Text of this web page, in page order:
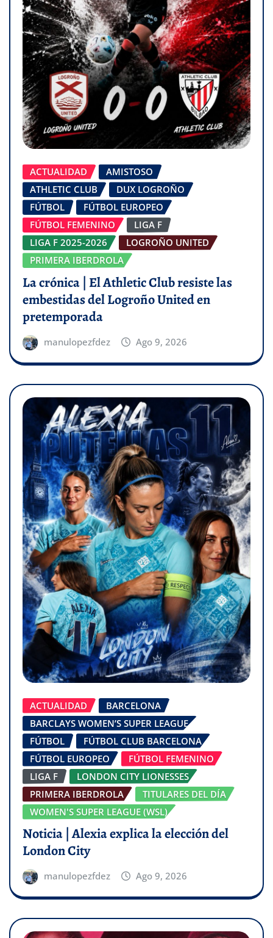
ACTUALIDAD
AMISTOSO
ATHLETIC CLUB
DUX LOGROÑO
FÚTBOL
FÚTBOL EUROPEO
FÚTBOL FEMENINO
LIGA F
LIGA F 2025-2026
LOGROÑO UNITED
PRIMERA IBERDROLA
La crónica | El Athletic Club resiste las
embestidas del Logroño United en
pretemporada
manulopezfdez Ago 9, 2026
ACTUALIDAD
BARCELONA
BARCLAYS WOMEN’S SUPER LEAGUE
FÚTBOL
FÚTBOL CLUB BARCELONA
FÚTBOL EUROPEO
FÚTBOL FEMENINO
LIGA F
LONDON CITY LIONESSES
PRIMERA IBERDROLA
TITULARES DEL DÍA
WOMEN'S SUPER LEAGUE (WSL)
Noticia | Alexia explica la elección del
London City
manulopezfdez Ago 9, 2026